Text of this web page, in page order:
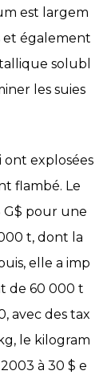
est largem
et également
solubl
les suies
ont explosées
flambé. Le
G$ pour une
t, dont la
elle a imp
de 60 000 t
avec des tax
le kilogram
à 30 $ e